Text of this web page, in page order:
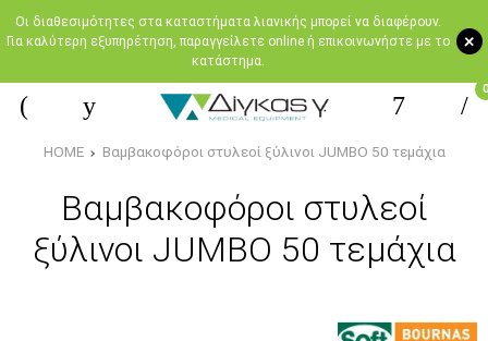
+
Oι διαθεσιμότητες στα καταστήματα λιανικής μπορεί να διαφέρουν.
Για καλύτερη εξυπηρέτηση, παραγγείλετε online ή επικοινωνήστε με το
κατάστημα.
0
HOME Βαμβακοφόροι στυλεοί ξύλινοι JUMBO 50 τεμάχια
Βαμβακοφόροι στυλεοί
ξύλινοι JUMBO 50 τεμάχια